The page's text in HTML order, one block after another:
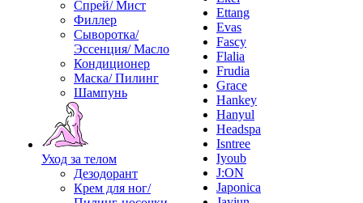
Спрей/ Мист
Филлер
Сыворотка/
Эссенция/ Масло
Кондиционер
Маска/ Пилинг
Шампунь
Уход за телом
Дезодорант
Крем для ног/
Ettang
Evas
Fascy
Flalia
Frudia
Grace
Hankey
Hanyul
Headspa
Isntree
Iyoub
J:ON
Japonica